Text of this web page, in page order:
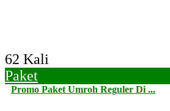
62 Kali
Paket
Promo Paket Umroh Reguler Di ...